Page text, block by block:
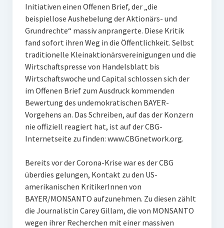
Initiativen einen Offenen Brief, der „die
beispiellose Aushebelung der Aktionärs- und
Grundrechte“ massiv anprangerte. Diese Kritik
fand sofort ihren Weg in die Öffentlichkeit. Selbst
traditionelle Kleinaktionärsvereinigungen und die
Wirtschaftspresse von Handelsblatt bis
Wirtschaftswoche und Capital schlossen sich der
im Offenen Brief zum Ausdruck kommenden
Bewertung des undemokratischen BAYER-
Vorgehens an. Das Schreiben, auf das der Konzern
nie offiziell reagiert hat, ist auf der CBG-
Internetseite zu finden: www.CBGnetwork.org.
Bereits vor der Corona-Krise war es der CBG
überdies gelungen, Kontakt zu den US-
amerikanischen KritikerInnen von
BAYER/MONSANTO aufzunehmen. Zu diesen zählt
die Journalistin Carey Gillam, die von MONSANTO
wegen ihrer Recherchen mit einer massiven